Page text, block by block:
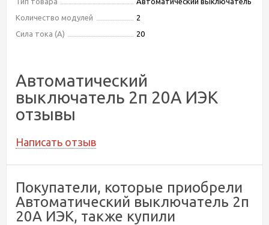
Количество модулей
2
Сила тока (А)
20
Автоматический
выключатель 2п 20А ИЭК
отзывы
Написать отзыв
Покупатели, которые приобрели
Автоматический выключатель 2п
20А ИЭК, также купили